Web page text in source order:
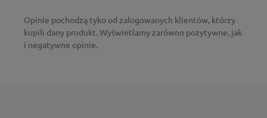
Opinie pochodzą tyko od zalogowanych klientów, którzy
kupili dany produkt. Wyświetlamy zarówno pozytywne, jak
i negatywne opinie.